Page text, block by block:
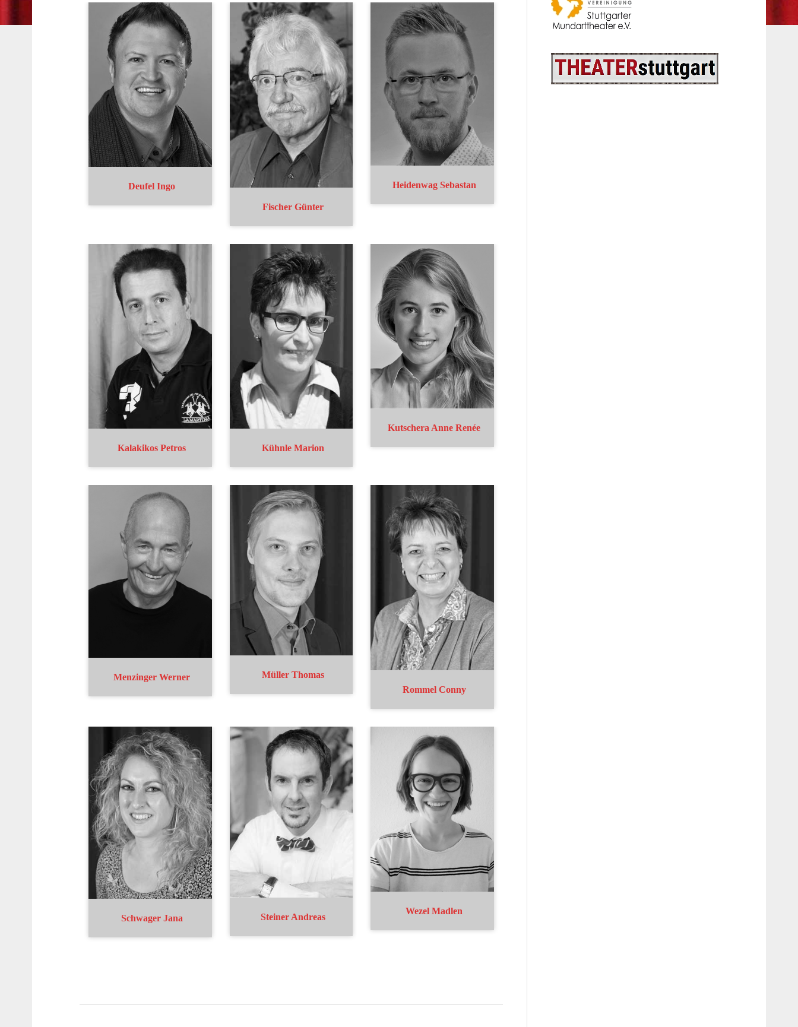
Deufel Ingo
Fischer Günter
Heidenwag Sebastan
Kalakikos Petros Kühnle Marion
Kutschera Anne Renée
Menzinger Werner
Müller Thomas
Rommel Conny
Schwager Jana Steiner Andreas
Wezel Madlen